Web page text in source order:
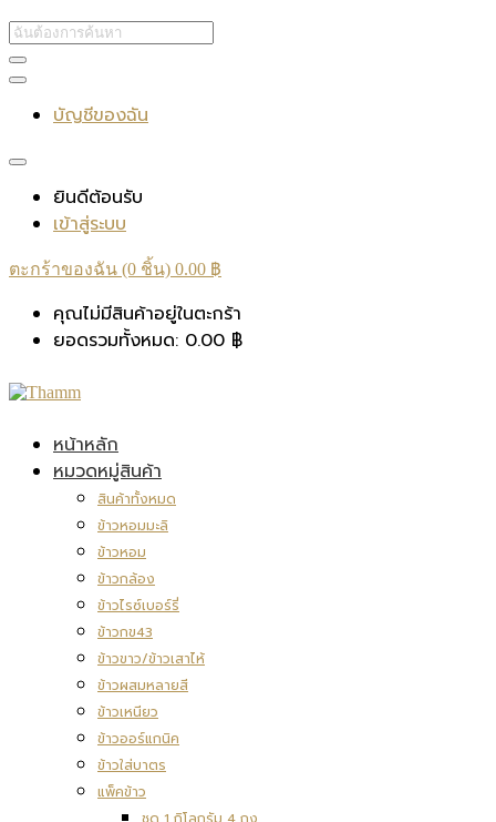
บัญชีของฉัน
ยินดีต้อนรับ
เข้าสู่ระบบ
ตะกร้าของฉัน (0 ชิ้น) 0.00 ฿
คุณไม่มีสินค้าอยู่ในตะกร้า
ยอดรวมทั้งหมด: 0.00 ฿
หน้าหลัก
หมวดหมู่สินค้า
สินค้าทั้งหมด
ข้าวหอมมะลิ
ข้าวหอม
ข้าวกล้อง
ข้าวไรซ์เบอร์รี่
ข้าวกข43
ข้าวขาว/ข้าวเสาไห้
ข้าวผสมหลายสี
ข้าวเหนียว
ข้าวออร์แกนิค
ข้าวใส่บาตร
แพ็คข้าว